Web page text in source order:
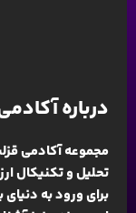
درباره
مجموعه آکادمی
تحلیل و تکنیکال
برای ورود به